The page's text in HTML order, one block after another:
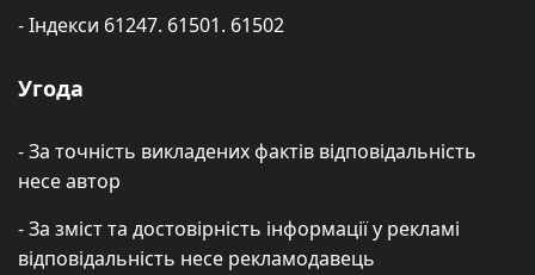
- Індекси 61247. 61501. 61502
Угода
- За точність викладених фактів відповідальність
несе автор
- За зміст та достовірність інформації у рекламі
відповідальність несе рекламодавець